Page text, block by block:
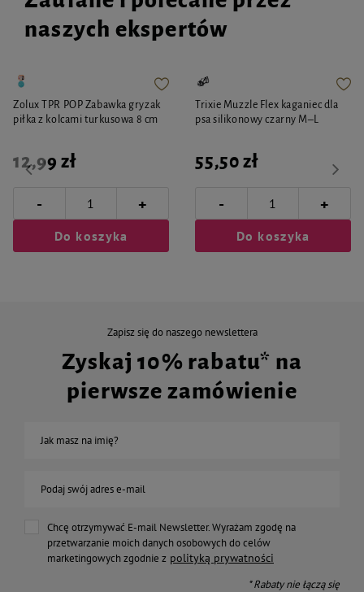
naszych ekspertów
Zolux TPR POP Zabawka gryzak
piłka z kolcami turkusowa 8 cm
12,99 zł
- +
Do koszyka
Trixie Muzzle Flex kaganiec dla
psa silikonowy czarny M–L
55,50 zł
- +
Do koszyka
Zapisz się do naszego newslettera
Zyskaj 10% rabatu* na
pierwsze zamówienie
Jak masz na imię?
Podaj swój adres e-mail
Chcę otrzymywać E-mail Newsletter. Wyrażam zgodę na
przetwarzanie moich danych osobowych do celów
marketingowych zgodnie z polityką prywatności
* Rabaty nie łączą się